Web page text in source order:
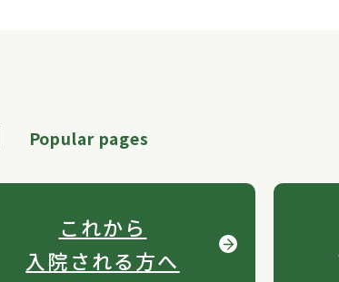
Popular pages
これから
入院される方へ